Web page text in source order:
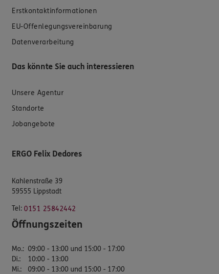
Erstkontaktinformationen
EU-Offenlegungsvereinbarung
Datenverarbeitung
Das könnte Sie auch interessieren
Unsere Agentur
Standorte
Jobangebote
ERGO Felix Dedores
Kahlenstraße 39
59555 Lippstadt
Tel: 0151 25842442
Öffnungszeiten
Mo.: 09:00 - 13:00 und 15:00 - 17:00
Di.:
10:00 - 13:00
Mi.:
09:00 - 13:00 und 15:00 - 17:00